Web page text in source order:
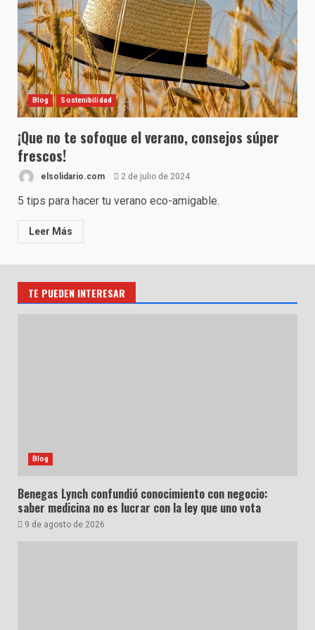
Blog Sostenibilidad
¡Que no te sofoque el verano, consejos súper
frescos!
elsolidario.com 2 de julio de 2024
5 tips para hacer tu verano eco-amigable.
Leer Más
TE PUEDEN INTERESAR
Blog
Benegas Lynch confundió conocimiento con negocio:
saber medicina no es lucrar con la ley que uno vota
9 de agosto de 2026